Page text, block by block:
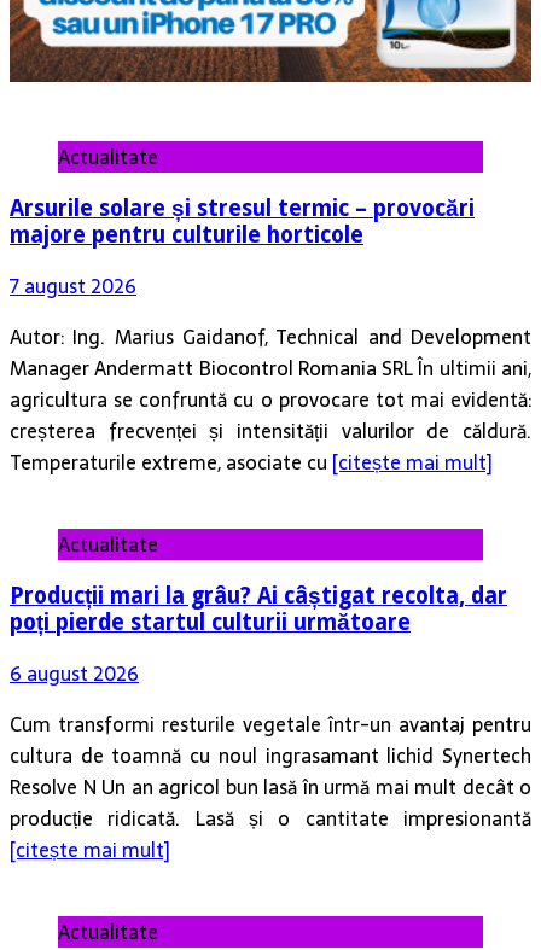
Actualitate
Arsurile solare și stresul termic – provocări
majore pentru culturile horticole
7 august 2026
Autor: Ing. Marius Gaidanof, Technical and Development
Manager Andermatt Biocontrol Romania SRL În ultimii ani,
agricultura se confruntă cu o provocare tot mai evidentă:
creșterea frecvenței și intensității valurilor de căldură.
Temperaturile extreme, asociate cu [citește mai mult]
Actualitate
Producții mari la grâu? Ai câștigat recolta, dar
poți pierde startul culturii următoare
6 august 2026
Cum transformi resturile vegetale într-un avantaj pentru
cultura de toamnă cu noul ingrasamant lichid Synertech
Resolve N Un an agricol bun lasă în urmă mai mult decât o
producție ridicată. Lasă și o cantitate impresionantă
[citește mai mult]
Actualitate